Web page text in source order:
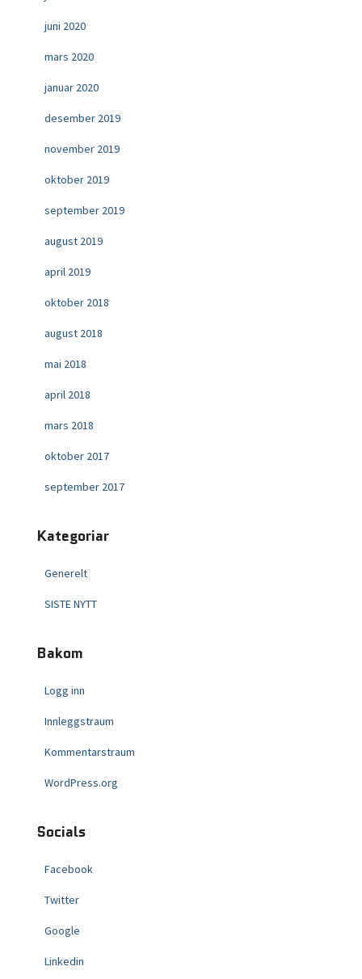
juni 2020
mars 2020
januar 2020
desember 2019
november 2019
oktober 2019
september 2019
august 2019
april 2019
oktober 2018
august 2018
mai 2018
april 2018
mars 2018
oktober 2017
september 2017
Kategoriar
Generelt
SISTE NYTT
Bakom
Logg inn
Innleggstraum
Kommentarstraum
WordPress.org
Socials
Facebook
Twitter
Google
Linkedin